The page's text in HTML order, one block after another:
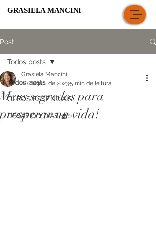
GRASIELA MANCINI
Post
Todos posts
ÓLEOS ESSENCIAIS
DESAFIO 7 DIAS 💰✨
Todos posts
Meus segredos para
prosperar na vida!
Grasiela Mancini
20 de jun. de 20235 min de leitura